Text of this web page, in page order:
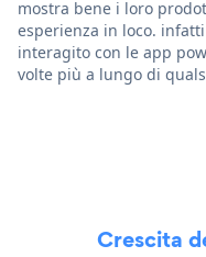
mostra bene i loro
esperienza in loco.
interagito con le app
volte più a lungo di
Crescita